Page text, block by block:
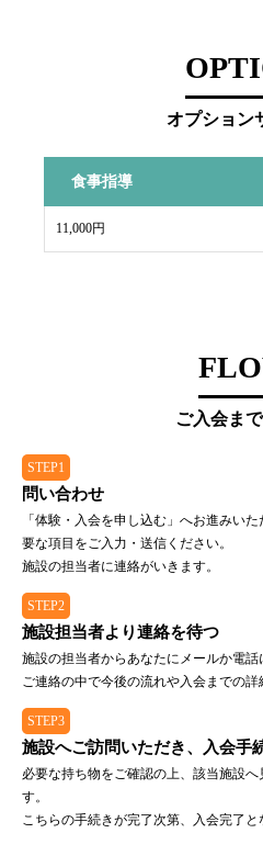
オプション
食事指導
11,000円
ご入会ま
STEP1
問い合わせ
「体験・入会を申し込む」へお進みい
要な項目をご入力・送信ください。
施設の担当者に連絡がいきます。
STEP2
施設担当者より連絡を待つ
施設の担当者からあなたにメールか電話
ご連絡の中で今後の流れや入会までの詳
STEP3
施設へご訪問いただき、入会手
必要な持ち物をご確認の上、該当施設
す。
こちらの手続きが完了次第、入会完了と